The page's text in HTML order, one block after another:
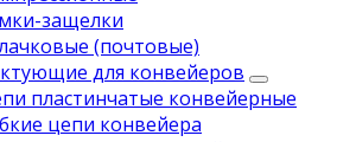
защелки
(почтовые)
для конвейеров
пластинчатые конвейерные
цепи конвейера